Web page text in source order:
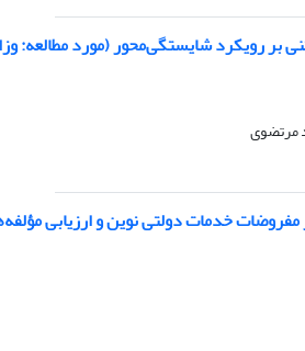
بر رویکرد شایستگی‌محور (مورد مطالعه:
مرتضوی
مفروضات خدمات دولتی نوین و ارزیابی